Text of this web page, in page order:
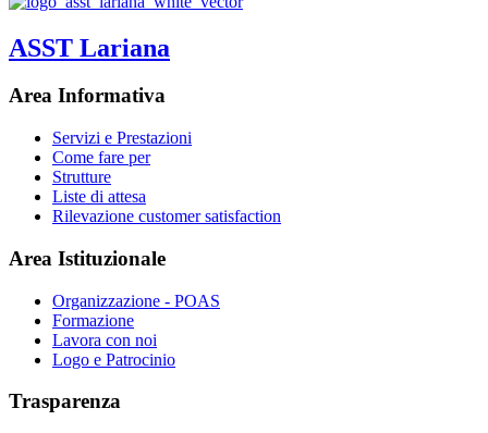
ASST Lariana
Area Informativa
Servizi e Prestazioni
Come fare per
Strutture
Liste di attesa
Rilevazione customer satisfaction
Area Istituzionale
Organizzazione - POAS
Formazione
Lavora con noi
Logo e Patrocinio
Trasparenza